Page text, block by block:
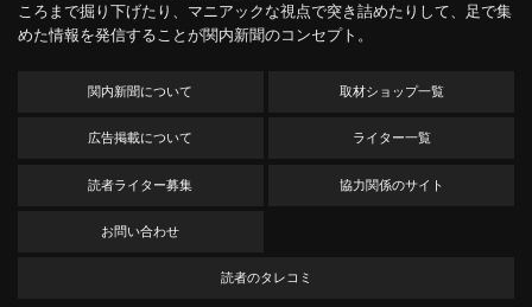
ころまで掘り下げたり、マニアックな視点で突き詰めたりして、足で集
めた情報を発信することが関内新聞のコンセプト。
関内新聞について 取材ショップ一覧
広告掲載について ライター一覧
読者ライター募集 協力関係のサイト
お問い合わせ
読者のタレコミ